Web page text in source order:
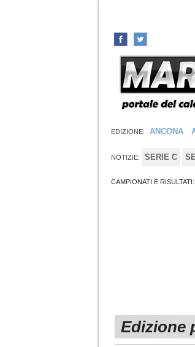
EDIZIONE: ANCONA
NOTIZIE: SERIE C
CAMPIONATI E RISULTATI:
Edizione